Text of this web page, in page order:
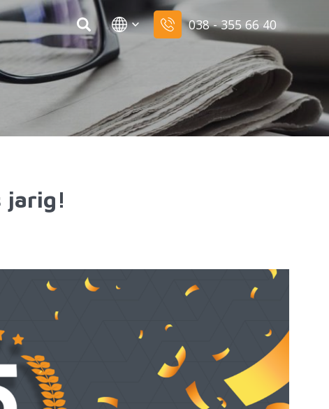
038 - 355 66 40
jarig!